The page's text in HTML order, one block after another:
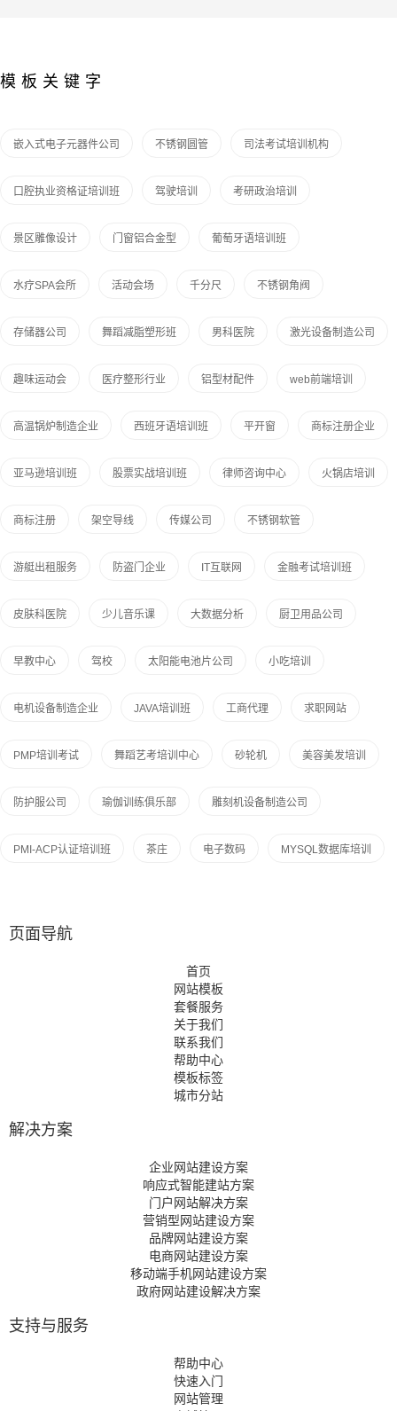
模板关键字
嵌入式电子元器件公司 不锈钢圆管 司法考试培训机构
口腔执业资格证培训班 驾驶培训 考研政治培训
景区雕像设计 门窗铝合金型 葡萄牙语培训班
水疗SPA会所 活动会场 千分尺 不锈钢角阀
存储器公司 舞蹈减脂塑形班 男科医院 激光设备制造公司
趣味运动会 医疗整形行业 铝型材配件 web前端培训
高温锅炉制造企业 西班牙语培训班 平开窗 商标注册企业
亚马逊培训班 股票实战培训班 律师咨询中心 火锅店培训
商标注册 架空导线 传媒公司 不锈钢软管
游艇出租服务 防盗门企业 IT互联网 金融考试培训班
皮肤科医院 少儿音乐课 大数据分析 厨卫用品公司
早教中心 驾校 太阳能电池片公司 小吃培训
电机设备制造企业 JAVA培训班 工商代理 求职网站
PMP培训考试 舞蹈艺考培训中心 砂轮机 美容美发培训
防护服公司 瑜伽训练俱乐部 雕刻机设备制造公司
PMI-ACP认证培训班 茶庄 电子数码 MYSQL数据库培训
页面导航
首页
网站模板
套餐服务
关于我们
联系我们
帮助中心
模板标签
城市分站
解决方案
企业网站建设方案
响应式智能建站方案
门户网站解决方案
营销型网站建设方案
品牌网站建设方案
电商网站建设方案
移动端手机网站建设方案
政府网站建设解决方案
支持与服务
帮助中心
快速入门
网站管理